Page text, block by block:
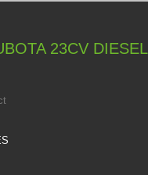
23CV DIESEL